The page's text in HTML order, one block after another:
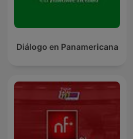
Diálogo en Panamericana